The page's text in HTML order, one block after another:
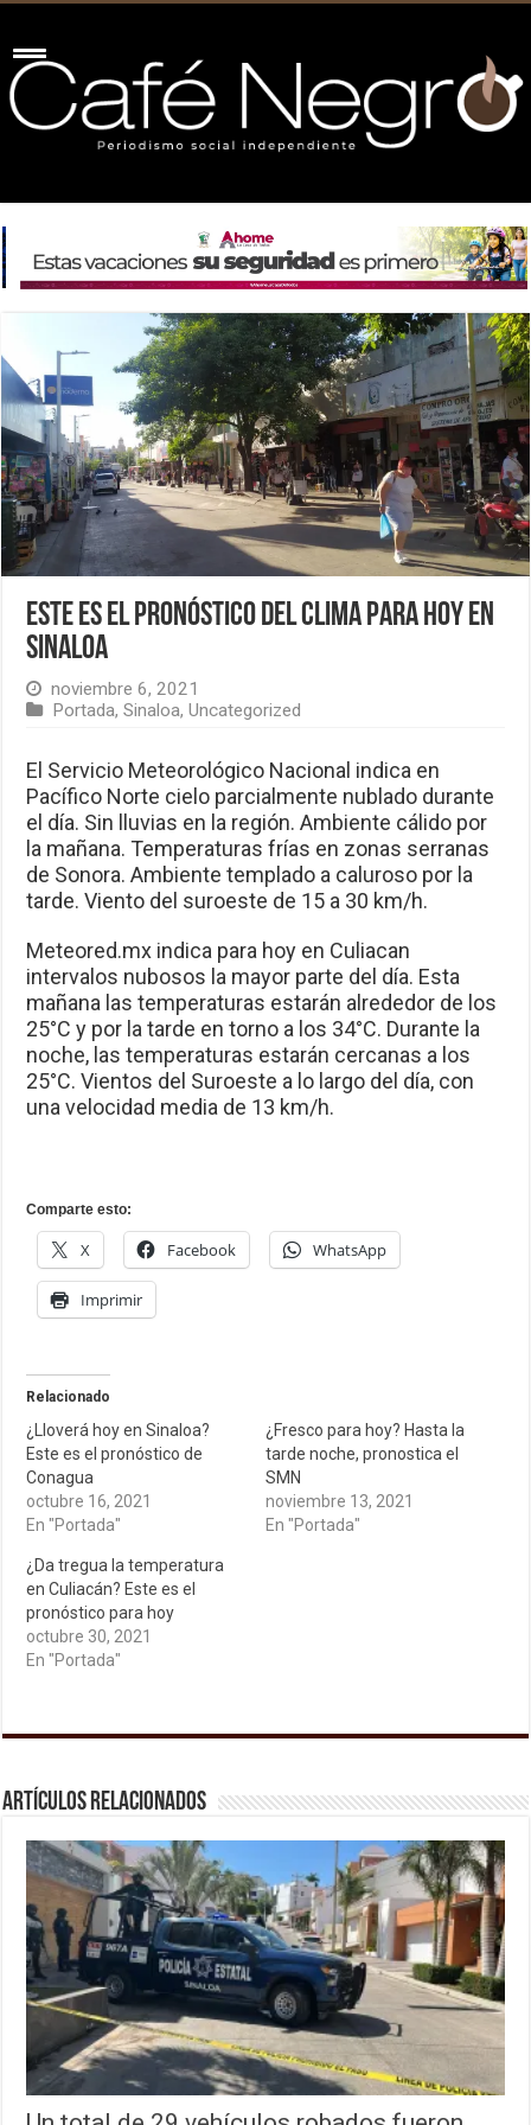
Este es el pronóstico del clima para hoy en
Sinaloa
noviembre 6, 2021
Portada,Sinaloa,Uncategorized
El Servicio Meteorológico Nacional indica en
Pacífico Norte cielo parcialmente nublado durante
el día. Sin lluvias en la región. Ambiente cálido por
la mañana. Temperaturas frías en zonas serranas
de Sonora. Ambiente templado a caluroso por la
tarde. Viento del suroeste de 15 a 30 km/h.
Meteored.mx indica para hoy en Culiacan
intervalos nubosos la mayor parte del día. Esta
mañana las temperaturas estarán alrededor de los
25°C y por la tarde en torno a los 34°C. Durante la
noche, las temperaturas estarán cercanas a los
25°C. Vientos del Suroeste a lo largo del día, con
una velocidad media de 13 km/h.
Comparte esto:
X Facebook WhatsApp
Imprimir
Relacionado
¿Lloverá hoy en Sinaloa?
Este es el pronóstico de
Conagua
octubre 16, 2021
En "Portada"
¿Fresco para hoy? Hasta la
tarde noche, pronostica el
SMN
noviembre 13, 2021
En "Portada"
¿Da tregua la temperatura
en Culiacán? Este es el
pronóstico para hoy
octubre 30, 2021
En "Portada"
Artículos relacionados